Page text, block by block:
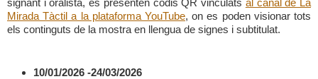
Mirada Tàctil a la plataforma YouTube, on es poden visionar tots
els continguts de la mostra en llengua de signes i subtitulat.
10/01/2026 -24/03/2026